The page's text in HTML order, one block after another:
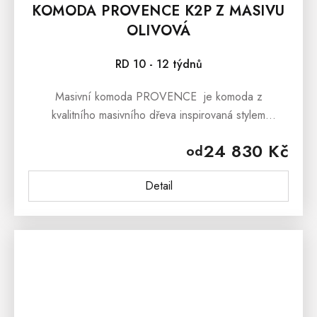
KOMODA PROVENCE K2P Z MASIVU
OLIVOVÁ
RD 10 - 12 týdnů
od24 830 Kč
Detail
Masivní komoda PROVENCE je komoda z
kvalitního masivního dřeva inspirovaná stylem
komoda PROVENCE je vyrobená z...